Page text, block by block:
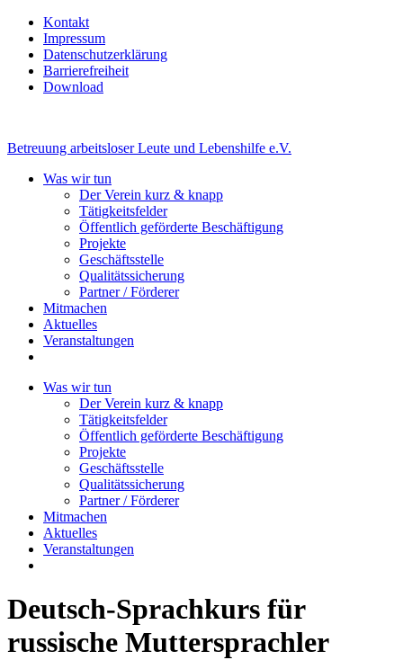
Kontakt
Impressum
Datenschutzerklärung
Barrierefreiheit
Download
Betreuung arbeitsloser Leute und Lebenshilfe e.V.
Was wir tun
Der Verein kurz & knapp
Tätigkeitsfelder
Öffentlich geförderte Beschäftigung
Projekte
Geschäftsstelle
Qualitätssicherung
Partner / Förderer
Mitmachen
Aktuelles
Veranstaltungen
Was wir tun
Der Verein kurz & knapp
Tätigkeitsfelder
Öffentlich geförderte Beschäftigung
Projekte
Geschäftsstelle
Qualitätssicherung
Partner / Förderer
Mitmachen
Aktuelles
Veranstaltungen
Deutsch-Sprachkurs für
russische Muttersprachler